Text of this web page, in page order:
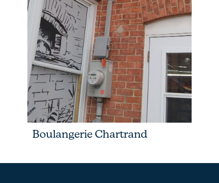
Boulangerie Chartrand